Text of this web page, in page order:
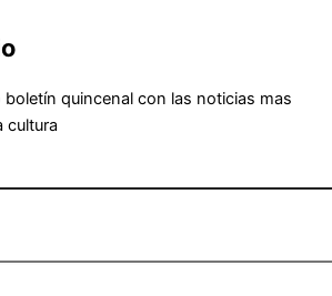
boletín quincenal con las noticias mas
cultura